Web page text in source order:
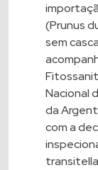
(Prunus
sem
Nacional
da
com a